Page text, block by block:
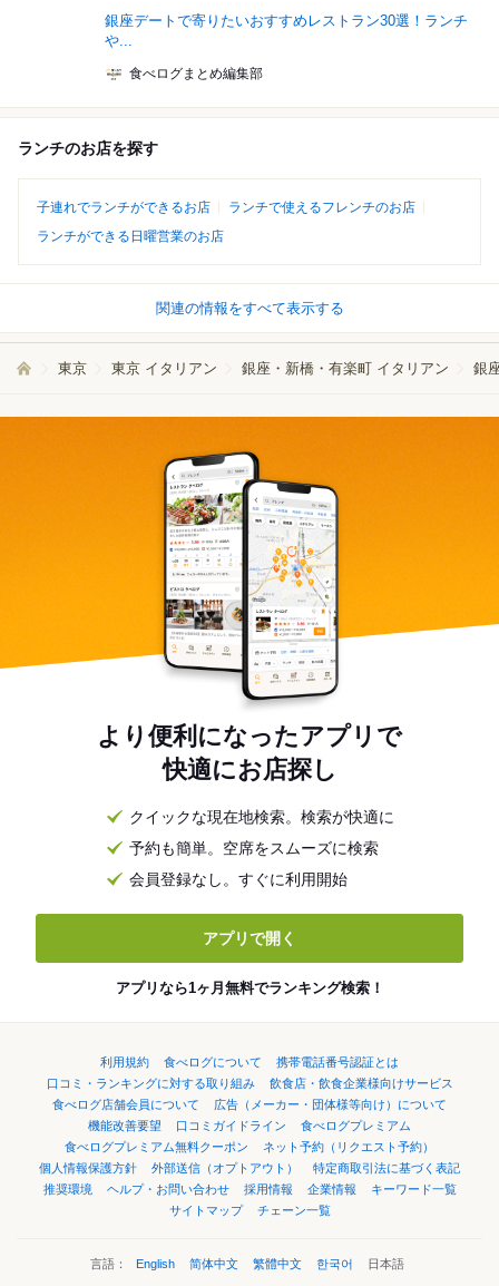
銀座デートで寄りたいおすすめレストラン30選！ランチ
や...
食べログまとめ編集部
ランチのお店を探す
子連れでランチができるお店
ランチで使えるフレンチのお店
ランチができる日曜営業のお店
関連の情報をすべて表示する
東京 東京 イタリアン 銀座・新橋・有楽町 イタリアン 銀
より便利になったアプリで
快適にお店探し
クイックな現在地検索。検索が快適に
予約も簡単。空席をスムーズに検索
会員登録なし。すぐに利用開始
アプリで開く
アプリなら1ヶ月無料でランキング検索！
利用規約 食べログについて
携帯電話番号認証とは
口コミ・ランキングに対する取り組み
飲食店・飲食企業様向けサービス
食べログ店舗会員について
広告（メーカー・団体様等向け）について
機能改善要望
口コミガイドライン
食べログプレミアム
食べログプレミアム無料クーポン
ネット予約（リクエスト予約）
個人情報保護方針
外部送信（オプトアウト）
特定商取引法に基づく表記
推奨環境
ヘルプ・お問い合わせ 採用情報 企業情報
キーワード一覧
サイトマップ
チェーン一覧
言語： English 简体中文 繁體中文 한국어 日本語